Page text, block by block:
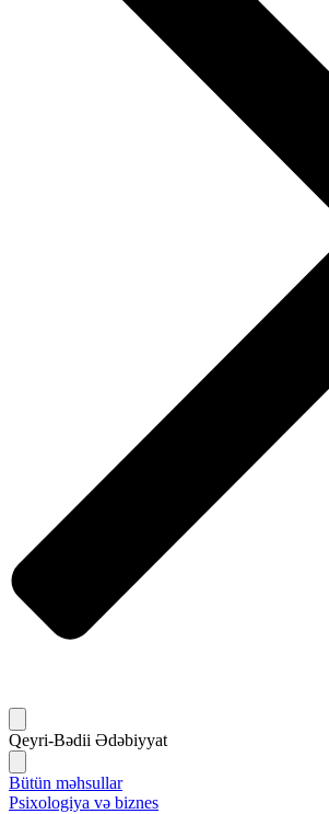
Qeyri-Bədii Ədəbiyyat
Bütün məhsullar
Psixologiya və biznes